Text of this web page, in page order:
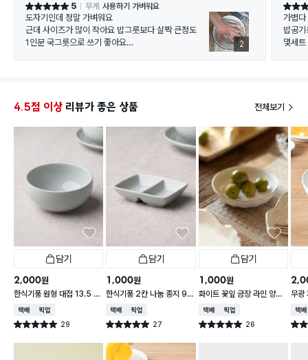
별점 5점 5 무게 사용하기 가벼워요
도자기인데 정말 가벼워요
근데 사이즈가 많이 작아요 밥그릇보다 살짝 큰정도
1인분 국그릇으로 쓰기 좋아요
2
별점 5
가볍다
밥공
몇세트
4.5점 이상 리뷰가 좋은 상품 전체보기
담기
2,000원
한식기풍 원형 대접 13.5 c
m
택배배송매장픽업
별점 5.0점 29
건 작성
담기
1,000원
한식기풍 2칸 나눔 종지 9 c
m
택배배송매장픽업
별점 5.0점 27
건 작성
담기
1,000원
화이트 꽃잎 금장 라인 양각
종지 10 cm
택배배송매장픽업
별점 5.0점 26
건 작성
무광
접
택배
별점